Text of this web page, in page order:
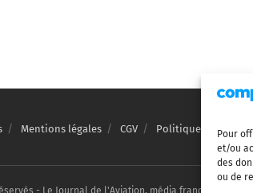
Pour
et/ou
des
ou de
Mentions légales CGV Politique de